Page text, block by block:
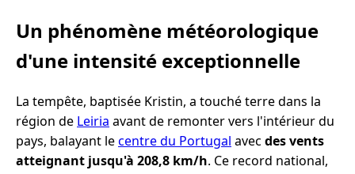
Un phénomène météorologique
d'une intensité exceptionnelle
La tempête, baptisée Kristin, a touché terre dans la
région de Leiria avant de remonter vers l'intérieur du
pays, balayant lecentre du Portugal avec des vents
atteignant jusqu'à 208,8 km/h. Ce record national,